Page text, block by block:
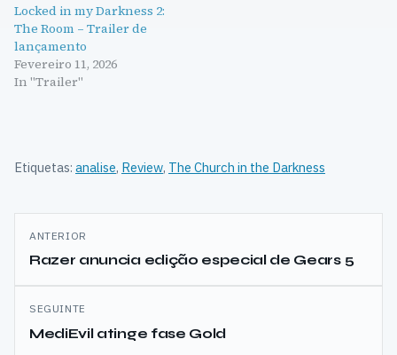
Locked in my Darkness 2:
The Room – Trailer de
lançamento
Fevereiro 11, 2026
In "Trailer"
Etiquetas: analise, Review, The Church in the Darkness
Navegação
de
artigos
ANTERIOR
Razer anuncia edição especial de Gears 5
SEGUINTE
MediEvil atinge fase Gold